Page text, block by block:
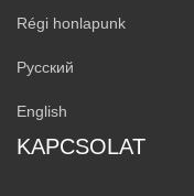
Régi honlapunk
Русский
English
KAPCSOLAT